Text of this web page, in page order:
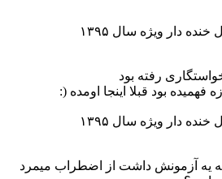
دار ویژه سال ۱۳۹۵
رفته بود
بود قبلا اینجا اومده (:
دار ویژه سال ۱۳۹۵
یه آزمونش داشت از اضطراب میمرد